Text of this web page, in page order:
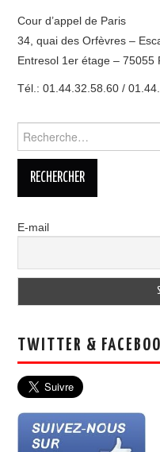
Cour d’appel de Paris
34, quai des Orfèvres –
Entresol 1er étage – 75055
Tél.: 01.44.32.58.60 /
E-mail
TWITTER &